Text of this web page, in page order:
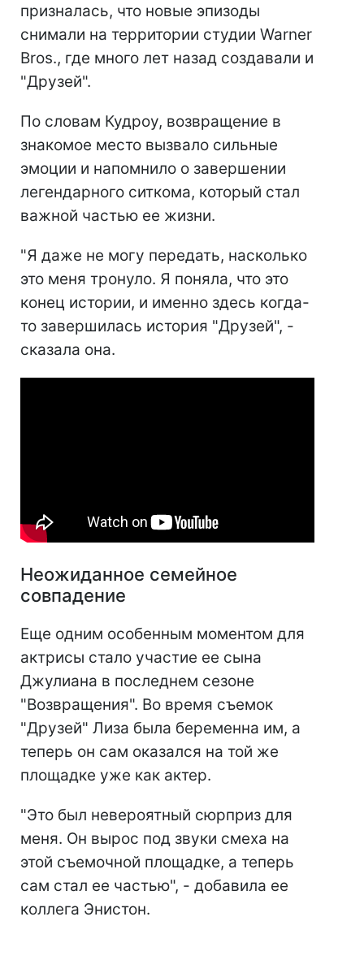
призналась, что новые эпизоды
снимали на территории студии Warner
Bros., где много лет назад создавали и
"Друзей".
По словам Кудроу, возвращение в
знакомое место вызвало сильные
эмоции и напомнило о завершении
легендарного ситкома, который стал
важной частью ее жизни.
"Я даже не могу передать, насколько
это меня тронуло. Я поняла, что это
конец истории, и именно здесь когда-
то завершилась история "Друзей", -
сказала она.
Неожиданное семейное
совпадение
Еще одним особенным моментом для
актрисы стало участие ее сына
Джулиана в последнем сезоне
"Возвращения". Во время съемок
"Друзей" Лиза была беременна им, а
теперь он сам оказался на той же
площадке уже как актер.
"Это был невероятный сюрприз для
меня. Он вырос под звуки смеха на
этой съемочной площадке, а теперь
сам стал ее частью", - добавила ее
коллега Энистон.